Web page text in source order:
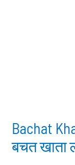
Bachat
बचत खाता